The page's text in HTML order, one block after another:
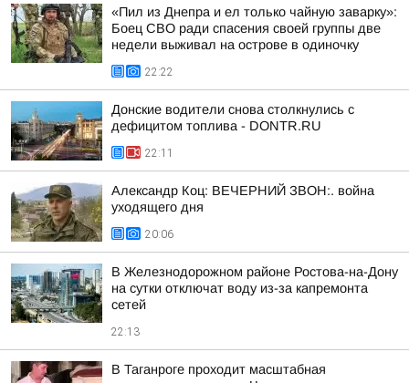
«Пил из Днепра и ел только чайную заварку»:
Боец СВО ради спасения своей группы две
недели выживал на острове в одиночку
22:22
Донские водители снова столкнулись с
дефицитом топлива - DONTR.RU
22:11
Александр Коц: ВЕЧЕРНИЙ ЗВОН:. война
уходящего дня
20:06
В Железнодорожном районе Ростова-на-Дону
на сутки отключат воду из-за капремонта
сетей
22:13
В Таганроге проходит масштабная